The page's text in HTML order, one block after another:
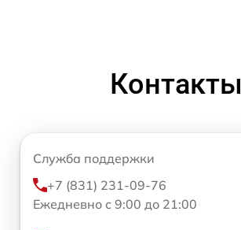
Контакты
Служба поддержки
+7 (831) 231-09-76
Ежедневно с 9:00 до 21:00